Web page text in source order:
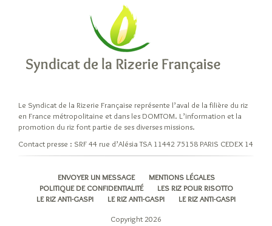
Le Syndicat de la Rizerie Française représente l’aval de la filière du riz
en France métropolitaine et dans les DOMTOM. L’information et la
promotion du riz font partie de ses diverses missions.
Contact presse : SRF 44 rue d’Alésia TSA 11442 75158 PARIS CEDEX 14
ENVOYER UN MESSAGE
MENTIONS LÉGALES
POLITIQUE DE CONFIDENTIALITÉ
LES RIZ POUR RISOTTO
LE RIZ ANTI-GASPI
LE RIZ ANTI-GASPI LE RIZ ANTI-GASPI
Copyright 2026